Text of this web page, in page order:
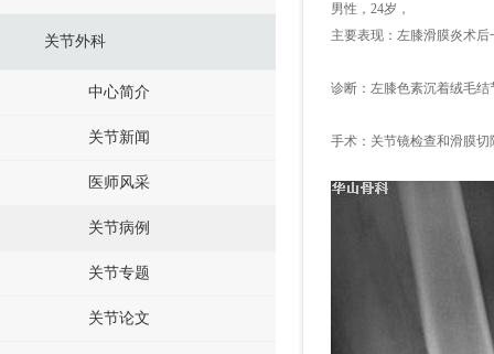
关节外科
中心简介
关节新闻
医师风采
关节病例
关节专题
关节论文
男性， 24岁，
主要表现：左膝滑膜炎术
诊断：左膝色素沉着绒毛结
手术：关节镜检查和滑膜切